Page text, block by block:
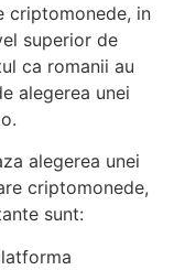
criptomonede, in
superior de
ca romanii au
alegerea unei
alegerea unei
criptomonede,
sunt: